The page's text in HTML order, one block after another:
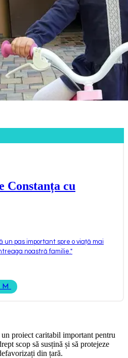
Constanța cu
pas important spre o viață mai
noastră familie. "
proiect caritabil important pentru
scop să susțină și să protejeze
din țară.